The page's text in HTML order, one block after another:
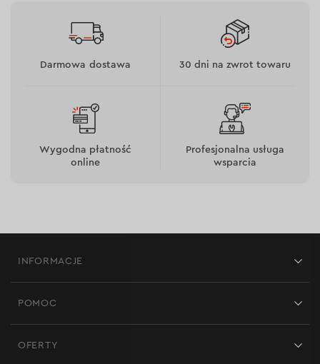
Temperatura barwowa: 7000 K
Czujnik ruchu (Motion Sensor): umożliwia
Tryby oświetlenia
Darmowa dostawa 30 dni na zwrot towaru
Wygodna płatność
online
Profesjonalna usługa
wsparcia
INFORMACJE
POMOC
OFERTY